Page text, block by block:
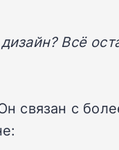
Всё
связан с